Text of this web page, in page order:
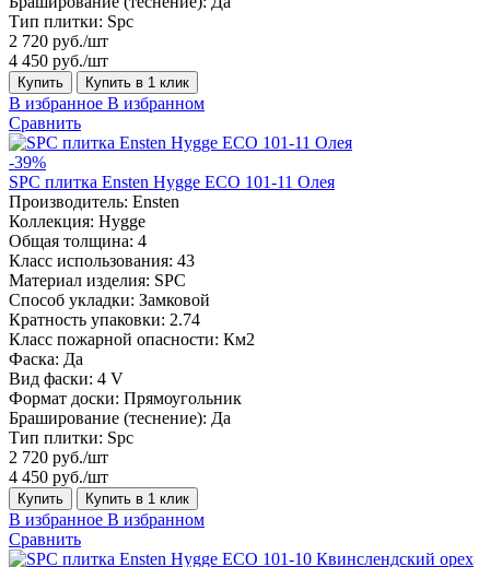
Тип плитки: Spc
2 720 руб./шт
4 450 руб./шт
Купить Купить в 1 клик
В избранное В избранном
Сравнить
-39%
SPC плитка Ensten Hygge ECO 101-11 Олея
Производитель: Ensten
Коллекция: Hygge
Общая толщина: 4
Класс использования: 43
Материал изделия: SPC
Способ укладки: Замковой
Кратность упаковки: 2.74
Класс пожарной опасности: Км2
Фаска: Да
Вид фаски: 4 V
Формат доски: Прямоугольник
Браширование (теснение): Да
Тип плитки: Spc
2 720 руб./шт
4 450 руб./шт
Купить Купить в 1 клик
В избранное В избранном
Сравнить